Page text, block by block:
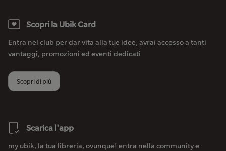
Scopri la Ubik Card
Entra nel club per dar vita alla tue idee, avrai accesso a tanti
vantaggi, promozioni ed eventi dedicati
Scopri di più
Scarica l'app
my ubik, la tua libreria, ovunque! entra nella community e